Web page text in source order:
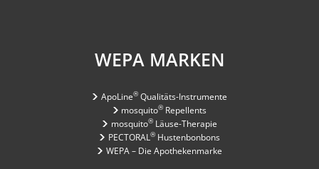
WEPA MARKEN
ApoLine®Qualitäts-Instrumente
mosquito® Repellents
mosquito®Läuse-Therapie
PECTORAL®Hustenbonbons
WEPA – Die Apothekenmarke